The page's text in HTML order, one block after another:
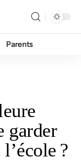
Parents
garder
?